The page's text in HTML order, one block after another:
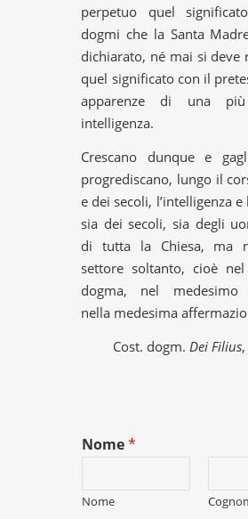
perpetuo quel
dogmi che la Santa
dichiarato, né mai si deve
quel significato con il
apparenze di una più
intelligenza.
Crescano dunque e
progrediscano, lungo il
e dei secoli, l’intelligenza e
sia dei secoli, sia degli
di tutta la Chiesa, ma
settore soltanto, cioè
dogma, nel medesimo
nella medesima
Cost. dogm. Dei Filius
Nome*
Nome